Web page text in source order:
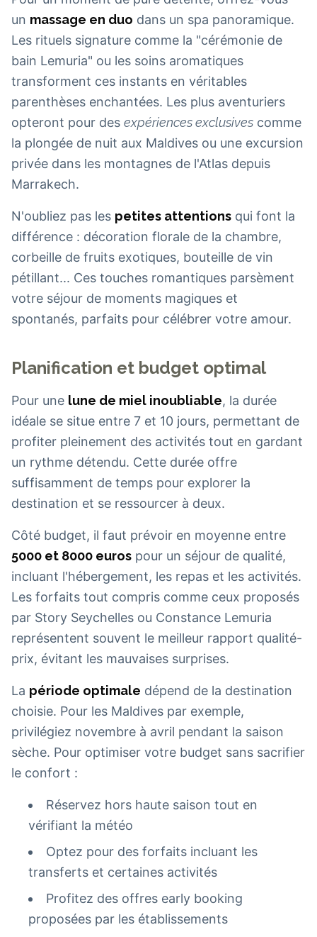
un massage en duo dans un spa panoramique.
Les rituels signature comme la "cérémonie de
bain Lemuria" ou les soins aromatiques
transforment ces instants en véritables
parenthèses enchantées. Les plus aventuriers
opteront pour des expériences exclusives comme
la plongée de nuit aux Maldives ou une excursion
privée dans les montagnes de l'Atlas depuis
Marrakech.
N'oubliez pas les petites attentions qui font la
différence : décoration florale de la chambre,
corbeille de fruits exotiques, bouteille de vin
pétillant... Ces touches romantiques parsèment
votre séjour de moments magiques et
spontanés, parfaits pour célébrer votre amour.
Planification et budget optimal
Pour une lune de miel inoubliable, la durée
idéale se situe entre 7 et 10 jours, permettant de
profiter pleinement des activités tout en gardant
un rythme détendu. Cette durée offre
suffisamment de temps pour explorer la
destination et se ressourcer à deux.
Côté budget, il faut prévoir en moyenne entre
5000 et 8000 euros pour un séjour de qualité,
incluant l'hébergement, les repas et les activités.
Les forfaits tout compris comme ceux proposés
par Story Seychelles ou Constance Lemuria
représentent souvent le meilleur rapport qualité-
prix, évitant les mauvaises surprises.
La période optimale dépend de la destination
choisie. Pour les Maldives par exemple,
privilégiez novembre à avril pendant la saison
sèche. Pour optimiser votre budget sans sacrifier
le confort :
Réservez hors haute saison tout en
vérifiant la météo
Optez pour des forfaits incluant les
transferts et certaines activités
Profitez des offres early booking
proposées par les établissements